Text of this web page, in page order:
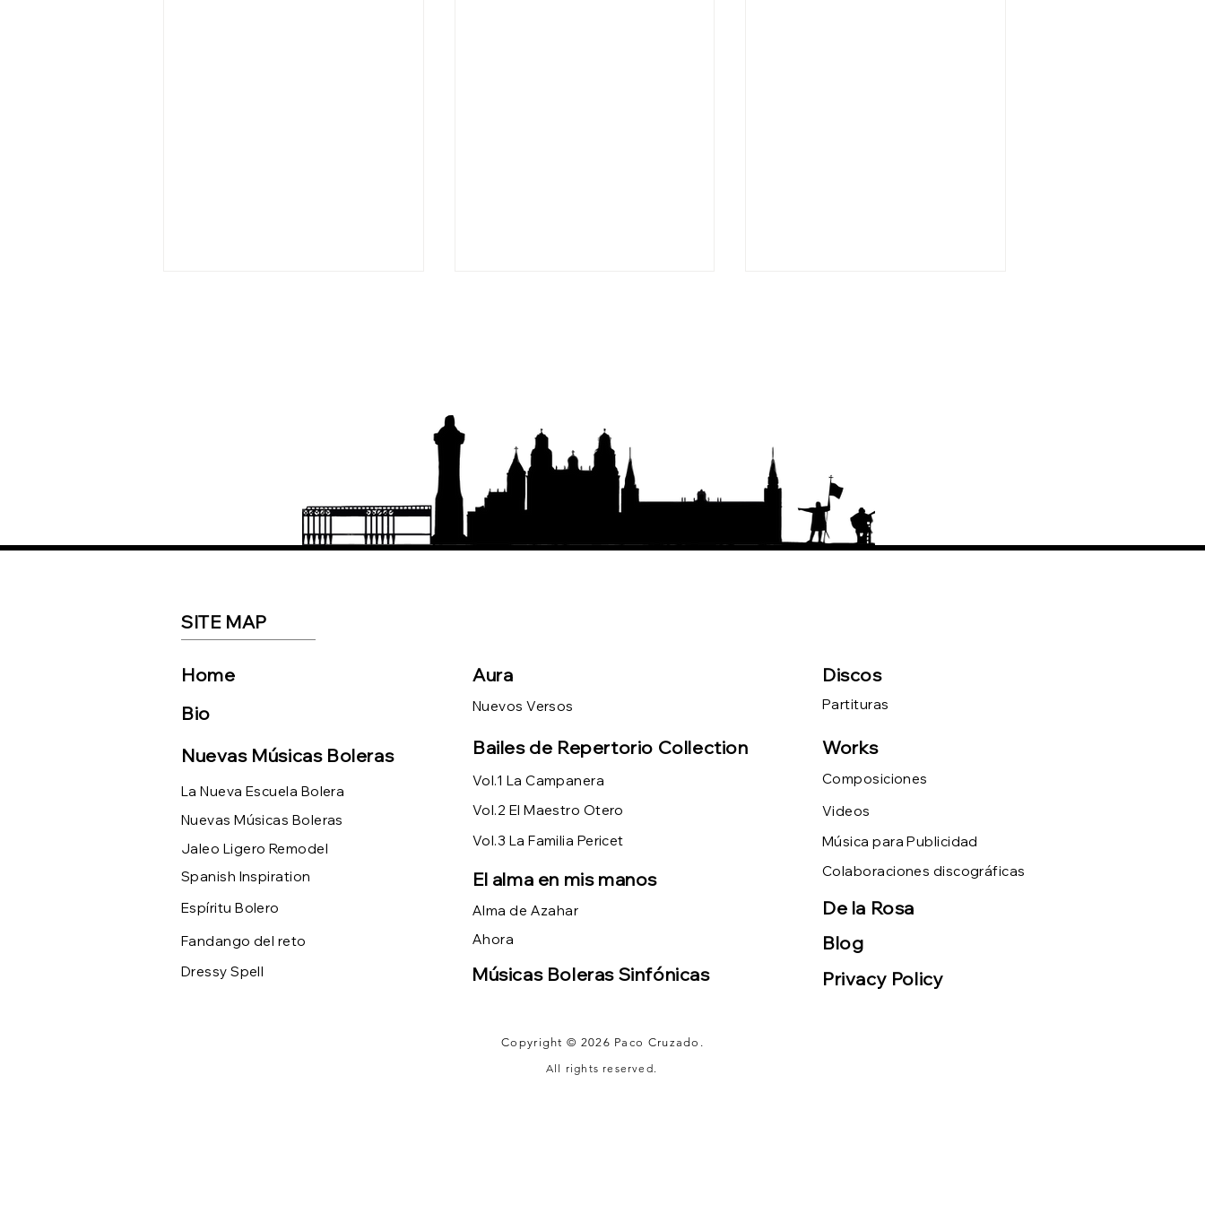
MAYTE MARTÍN, XXII BIENAL
DE FLAMENCO DE SEVILLA
MAYTE MARTÍN, 6 º FESTIVAL
FLAMENCO DE MADRID
SITE MAP
Home
Bio
Nuevas Músicas Boleras
La Nueva Escuela Bolera
Nuevas Músicas Boleras
Jaleo Ligero Remodel
Spanish Inspiration
Espíritu Bolero
Fandango del reto
Dressy Spell
Aura
Nuevos Versos
Bailes de Repertorio Collection
Vol.1 La Campanera
Vol.2 El Maestro Otero
Vol.3 La Familia Pericet
El alma en mis manos
Alma de Azahar
Ahora
Músicas Boleras Sinfónicas
Discos
Partituras
Works
Composiciones
Videos
Música para Publicidad
Colaboraciones discográficas
De la Rosa
Blog
Privacy Policy
Copyright © 2026 Paco Cruzado.
All rights reserved.